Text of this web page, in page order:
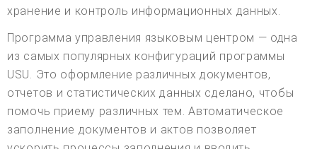
хранение и контроль информационных данных.
Программа управления языковым центром — одна
из самых популярных конфигураций программы
USU. Это оформление различных документов,
отчетов и статистических данных сделано, чтобы
помочь приему различных тем. Автоматическое
заполнение документов и актов позволяет